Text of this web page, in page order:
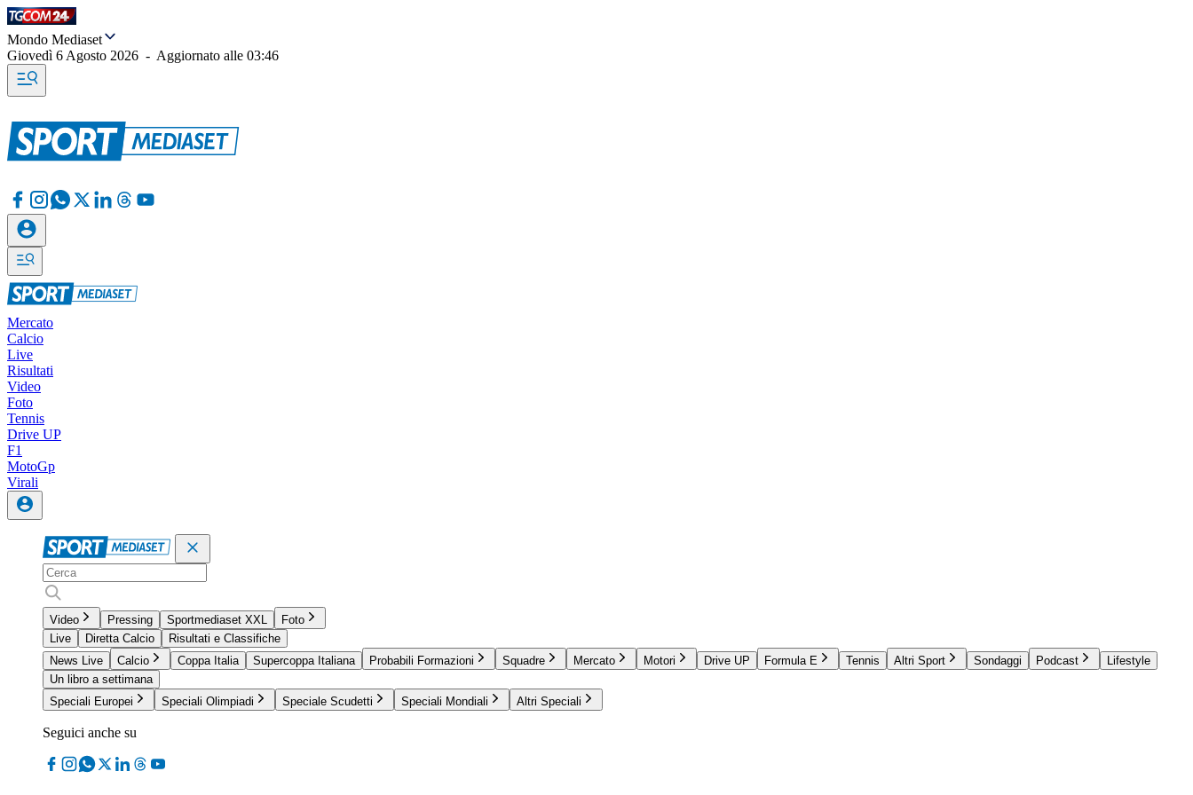
Mondo Mediaset
Giovedì 6 Agosto 2026 - Aggiornato alle 03:46
Mercato
Calcio
Live
Risultati
Video
Foto
Tennis
Drive UP
F1
MotoGp
Virali
Video Pressing Sportmediaset XXL
Foto
Live
Diretta Calcio
Risultati e Classifiche
News Live
Calcio Coppa Italia Supercoppa Italiana Probabili Formazioni Squadre Mercato Motori Drive UP Formula E Tennis Altri Sport Sondaggi Podcast
Lifestyle
Un libro a settimana
Speciali Europei
Speciali Olimpiadi Speciale Scudetti Speciali Mondiali Altri Speciali
Seguici anche su